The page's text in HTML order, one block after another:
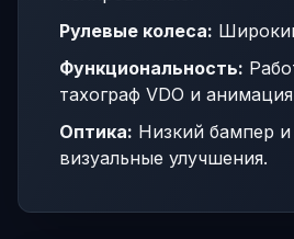
Рулевые колеса:
Функциональность:
тахограф VDO и
Оптика: Низкий бампер и
визуальные улучшения.